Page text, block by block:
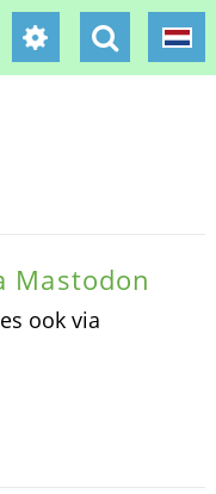
Mastodon
ook via